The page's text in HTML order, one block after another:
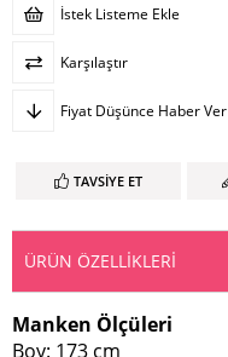
İstek Listeme Ekle
Karşılaştır
Fiyat Düşünce Haber Ver
TAVSIYE ET
ÜRÜN ÖZELLIKLERI
Manken Ölçüleri
Boy: 173 cm